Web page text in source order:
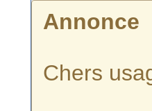
Annonce
Chers